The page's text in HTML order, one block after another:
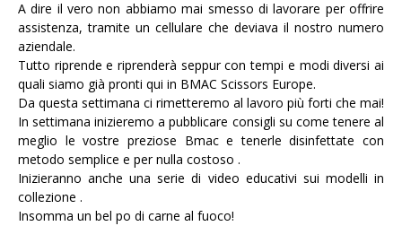
A dire il vero non abbiamo mai smesso di lavorare per offrire
assistenza, tramite un cellulare che deviava il nostro numero
aziendale.
Tutto riprende e riprenderà seppur con tempi e modi diversi ai
quali siamo già pronti qui in BMAC Scissors Europe.
Da questa settimana ci rimetteremo al lavoro più forti che mai!
In settimana inizieremo a pubblicare consigli su come tenere al
meglio le vostre preziose Bmac e tenerle disinfettate con
metodo semplice e per nulla costoso .
Inizieranno anche una serie di video educativi sui modelli in
collezione .
Insomma un bel po di carne al fuoco!